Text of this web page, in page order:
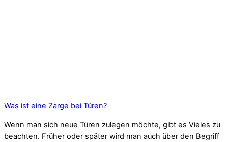
Was ist eine Zarge bei Türen?
Wenn man sich neue Türen zulegen möchte, gibt es Vieles zu
beachten. Früher oder später wird man auch über den Begriff